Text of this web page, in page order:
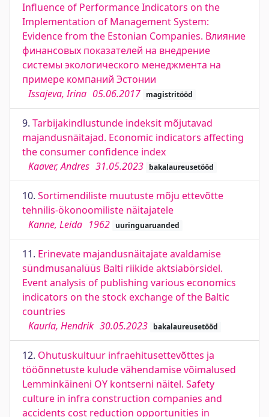
Influence of Performance Indicators on the
Implementation of Management System:
Evidence from the Estonian Companies. Влияние
финансовых показателей на внедрение
системы экологического менеджмента на
примере компаний Эстонии
Issajeva, Irina 05.06.2017 magistritööd
9. Tarbijakindlustunde indeksit mõjutavad
majandusnäitajad. Economic indicators affecting
the consumer confidence index
Kaaver, Andres 31.05.2023 bakalaureusetööd
10. Sortimendiliste muutuste mõju ettevõtte
tehnilis-ökonoomiliste näitajatele
Kanne, Leida 1962 uuringuaruanded
11. Erinevate majandusnäitajate avaldamise
sündmusanalüüs Balti riikide aktsiabörsidel.
Event analysis of publishing various economics
indicators on the stock exchange of the Baltic
countries
Kaurla, Hendrik 30.05.2023 bakalaureusetööd
12. Ohutuskultuur infraehitusettevõttes ja
tööõnnetuste kulude vähendamise võimalused
Lemminkäineni OY kontserni näitel. Safety
culture in infra construction companies and
accidents cost reduction opportunities in